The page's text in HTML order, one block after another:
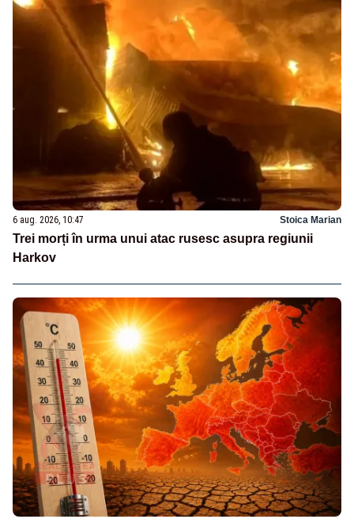
6 aug. 2026, 10:47 Stoica Marian
Trei morți în urma unui atac rusesc asupra regiunii
Harkov